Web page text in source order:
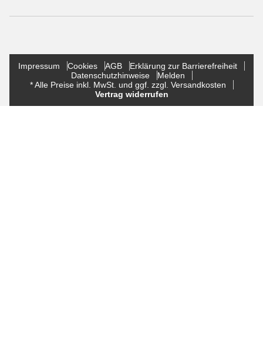
Impressum Cookies AGB
Erklärung zur Barrierefreiheit
Datenschutzhinweise
Melden
* Alle Preise inkl. MwSt. und ggf. zzgl. Versandkosten
Vertrag widerrufen